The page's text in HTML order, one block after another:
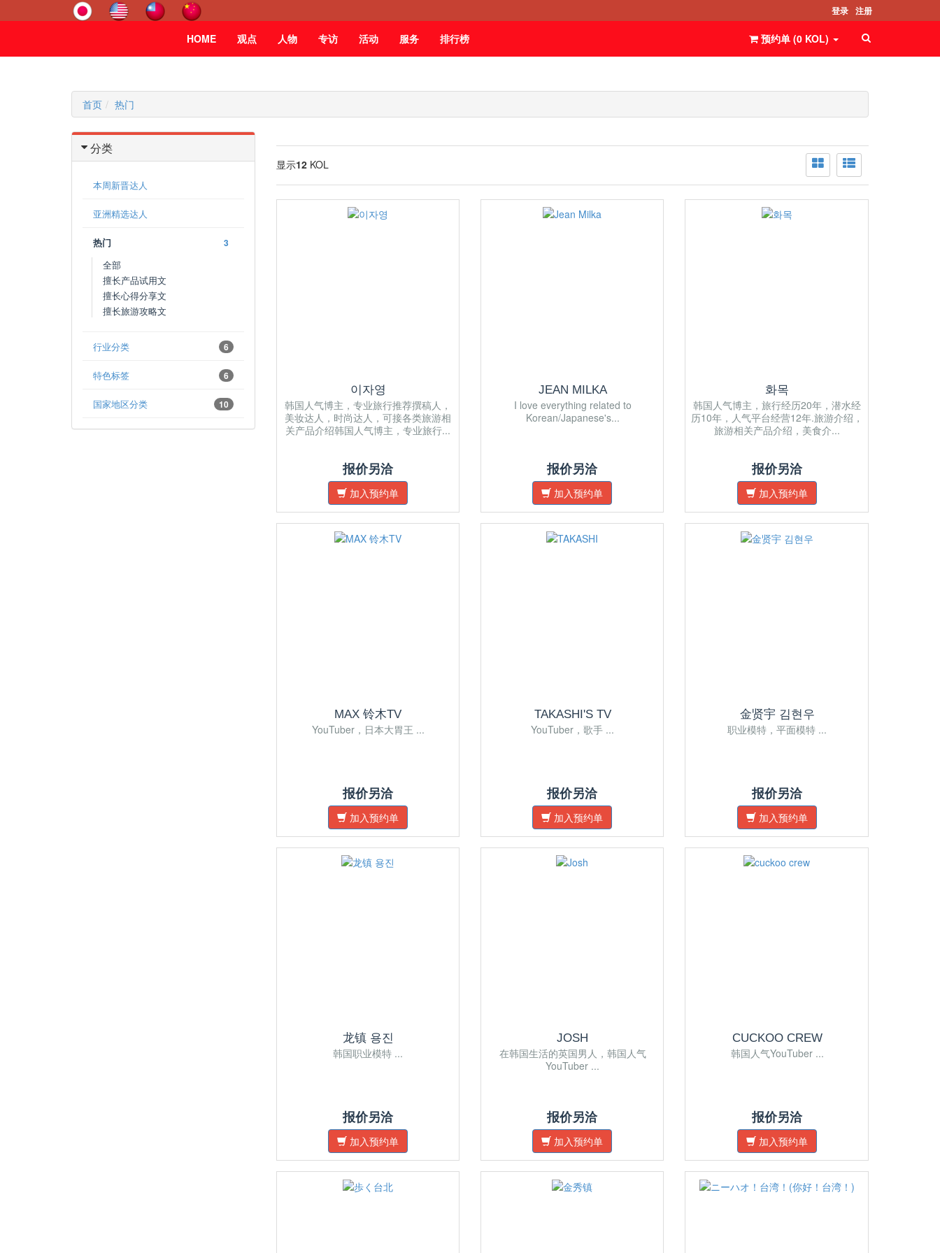
登录 注册
HOME 观点 人物 专访 活动 服务 排行榜 预约单 (0 KOL)
首页 热门
分类
本周新晋达人
亚洲精选达人
3
热门
全部
擅长产品试用文
擅长心得分享文
擅长旅游攻略文
6
行业分类
6
特色标签
10
国家地区分类
显示12KOL
이자영
韩国人气博主，专业旅行推荐撰稿人，
美妆达人，时尚达人，可接各类旅游相
关产品介绍韩国人气博主，专业旅行...
报价另洽
加入预约单
JEAN MILKA
I love everything related to
Korean/Japanese's...
报价另洽
加入预约单
화목
韩国人气博主，旅行经历20年，潜水经
历10年，人气平台经营12年.旅游介绍，
旅游相关产品介绍，美食介...
报价另洽
加入预约单
MAX 铃木TV
YouTuber，日本大胃王 ...
报价另洽
加入预约单
TAKASHI'S TV
YouTuber，歌手 ...
报价另洽
加入预约单
金贤宇 김현우
职业模特，平面模特 ...
报价另洽
加入预约单
龙镇 용진
韩国职业模特 ...
报价另洽
加入预约单
JOSH
在韩国生活的英国男人，韩国人气
YouTuber ...
报价另洽
加入预约单
CUCKOO CREW
韩国人气YouTuber ...
报价另洽
加入预约单